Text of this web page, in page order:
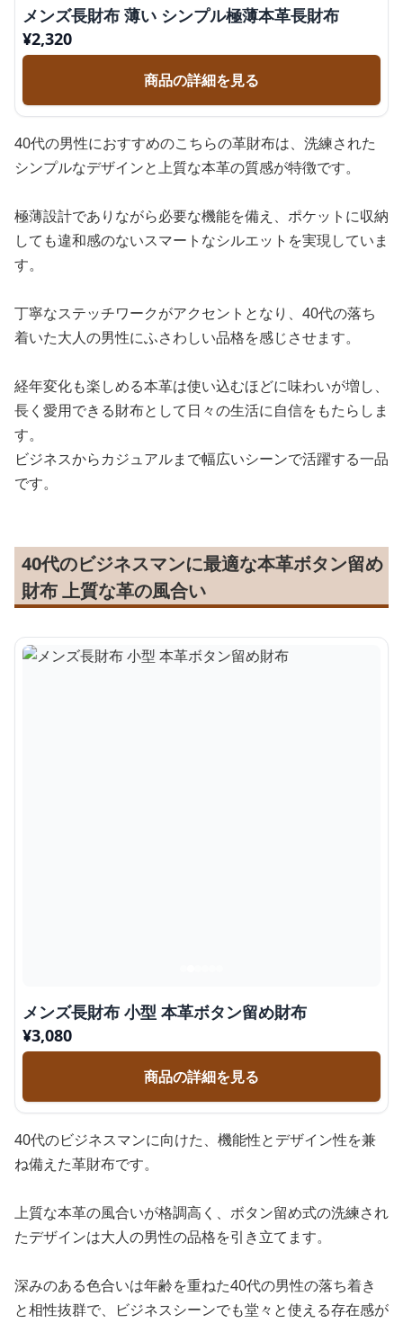
メンズ長財布 薄い シンプル極薄本革長財布
¥2,320
商品の詳細を見る
40代の男性におすすめのこちらの革財布は、洗練された
シンプルなデザインと上質な本革の質感が特徴です。
極薄設計でありながら必要な機能を備え、ポケットに収納
しても違和感のないスマートなシルエットを実現していま
す。
丁寧なステッチワークがアクセントとなり、40代の落ち
着いた大人の男性にふさわしい品格を感じさせます。
経年変化も楽しめる本革は使い込むほどに味わいが増し、
長く愛用できる財布として日々の生活に自信をもたらしま
す。
ビジネスからカジュアルまで幅広いシーンで活躍する一品
です。
40代のビジネスマンに最適な本革ボタン留め
財布 上質な革の風合い
メンズ長財布 小型 本革ボタン留め財布
¥3,080
商品の詳細を見る
40代のビジネスマンに向けた、機能性とデザイン性を兼
ね備えた革財布です。
上質な本革の風合いが格調高く、ボタン留め式の洗練され
たデザインは大人の男性の品格を引き立てます。
深みのある色合いは年齢を重ねた40代の男性の落ち着き
と相性抜群で、ビジネスシーンでも堂々と使える存在感が